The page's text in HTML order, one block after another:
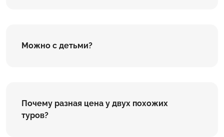
Можно с детьми?
Почему разная цена у двух похожих
туров?